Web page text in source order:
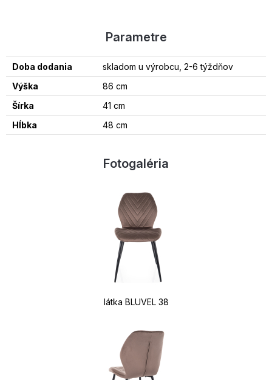
Parametre
Doba dodania
skladom u výrobcu, 2-6 týždňov
Výška
86 cm
Šírka
41 cm
Hĺbka
48 cm
Fotogaléria
látka BLUVEL 38